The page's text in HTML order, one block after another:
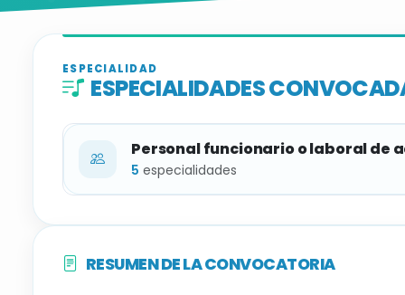
ESPECIALIDAD
ESPECIALIDADES
Personal funcionario o laboral de
5 especialidades
Clarinete
RESUMEN DE LA CONVOCATORIA